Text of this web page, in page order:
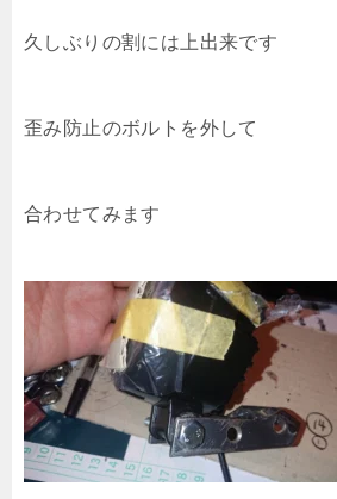
久しぶりの割には上出来です
歪み防止のボルトを外して
合わせてみます